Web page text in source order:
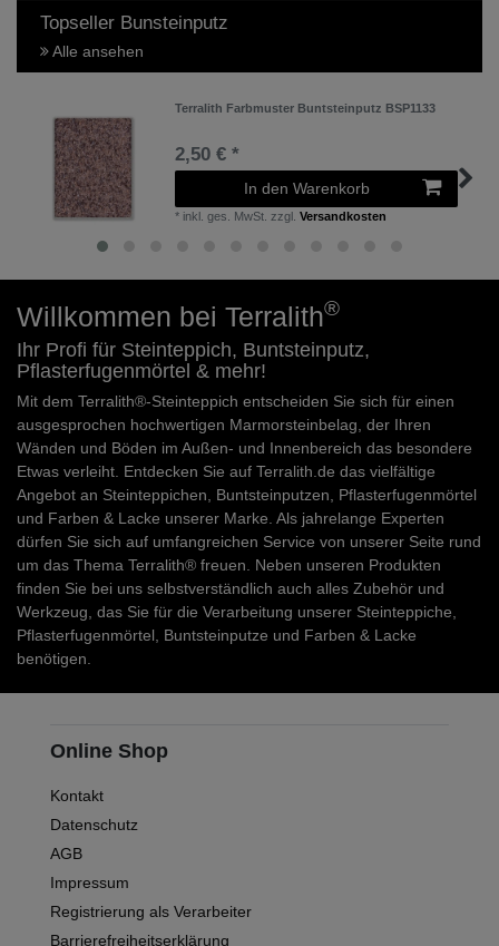
Topseller Bunsteinputz
Alle ansehen
Terralith Farbmuster Buntsteinputz BSP1133
2,50 € *
In den Warenkorb
* inkl. ges. MwSt. zzgl.Versandkosten
Willkommen bei Terralith®
Ihr Profi für Steinteppich, Buntsteinputz,
Pflasterfugenmörtel & mehr!
Mit dem Terralith®-Steinteppich entscheiden Sie sich für einen
ausgesprochen hochwertigen Marmorsteinbelag, der Ihren
Wänden und Böden im Außen- und Innenbereich das besondere
Etwas verleiht. Entdecken Sie auf Terralith.de das vielfältige
Angebot an Steinteppichen, Buntsteinputzen, Pflasterfugenmörtel
und Farben & Lacke unserer Marke. Als jahrelange Experten
dürfen Sie sich auf umfangreichen Service von unserer Seite rund
um das Thema Terralith® freuen. Neben unseren Produkten
finden Sie bei uns selbstverständlich auch alles Zubehör und
Werkzeug, das Sie für die Verarbeitung unserer Steinteppiche,
Pflasterfugenmörtel, Buntsteinputze und Farben & Lacke
benötigen.
Online Shop
Kontakt
Datenschutz
AGB
Impressum
Registrierung als Verarbeiter
Barrierefreiheitserklärung